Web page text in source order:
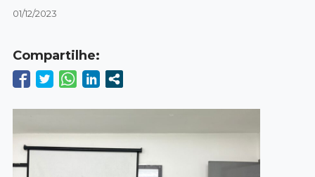
01/12/2023
Compartilhe: